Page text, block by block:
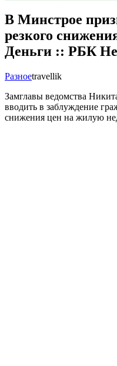
В Минстрое
резкого
Деньги :: РБК
Разноеtravellik
Замглавы ведомства
вводить в заблуждение
снижения цен на жилую